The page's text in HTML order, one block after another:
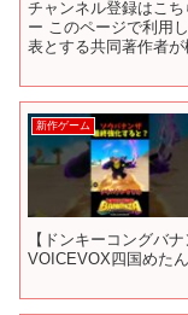
チャンネル登録はこ
ー このページで利用
表とする共同著作者
新作ゲーム
【ドンキーコングバ
VOICEVOX四国めた